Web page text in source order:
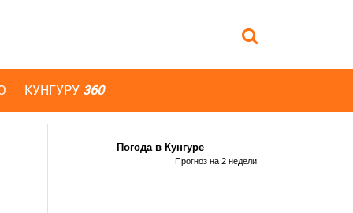
КУНГУРУ 360
Погода в Кунгуре
Прогноз на 2 недели